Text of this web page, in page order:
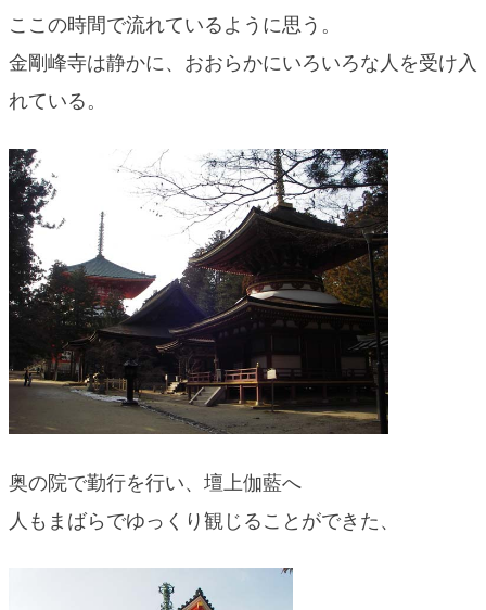
ここの時間で流れているように思う。
金剛峰寺は静かに、おおらかにいろいろな人を受け入
れている。
奥の院で勤行を行い、壇上伽藍へ
人もまばらでゆっくり観じることができた、